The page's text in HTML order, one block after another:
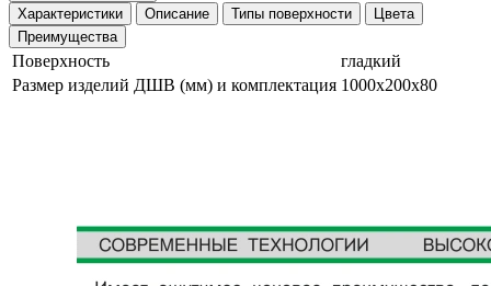
Характеристики Описание Типы поверхности
Цвета
Преимущества
Поверхность
гладкий
Размер изделий ДШВ (мм) и комплектация 1000х200х80